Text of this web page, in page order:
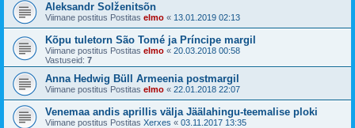
Aleksandr Solženitsõn
Viimane postitus Postitas elmo « 13.01.2019 02:13
Kõpu tuletorn São Tomé ja Príncipe margil
Viimane postitus Postitas elmo « 20.03.2018 00:58
Vastuseid: 7
Anna Hedwig Büll Armeenia postmargil
Viimane postitus Postitas elmo « 22.01.2018 22:07
Venemaa andis aprillis välja Jäälahingu-teemalise ploki
Viimane postitus Postitas Xerxes « 03.11.2017 13:35